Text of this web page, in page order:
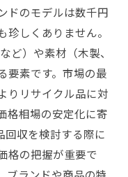
ドのモデルは数千円
しくありません。
ど）や素材（木製、
要素です。市場の最
りリサイクル品に対
格相場の安定化に寄
回収を検討する際に
格の把握が重要で